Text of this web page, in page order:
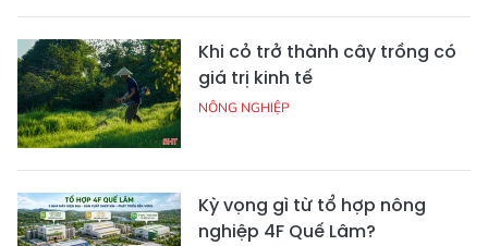
Khi cỏ trở thành cây trồng có
giá trị kinh tế
NÔNG NGHIỆP
Kỳ vọng gì từ tổ hợp nông
nghiệp 4F Quế Lâm?